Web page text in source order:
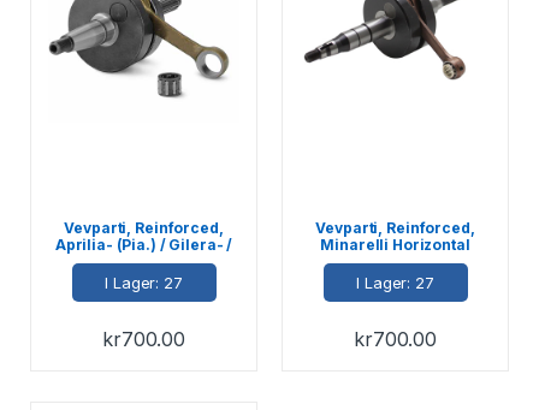
Vevparti, Reinforced,
Aprilia- (Pia.) / Gilera- /
Piaggio-skotrar, 50cc
I Lager: 27
kr700.00
Vevparti, Reinforced,
Minarelli Horizontal
I Lager: 27
kr700.00